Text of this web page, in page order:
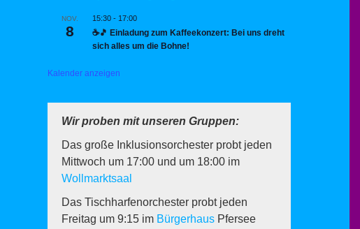
NOV.
8
15:30- 17:00
☕🎵 Einladung zum Kaffeekonzert: Bei uns dreht
sich alles um die Bohne!
Kalender anzeigen
Wir proben mit unseren Gruppen:
Das große Inklusionsorchester probt jeden
Mittwoch um 17:00 und um 18:00 im
Wollmarktsaal
Das Tischharfenorchester probt jeden
Freitag um 9:15 im Bürgerhaus Pfersee